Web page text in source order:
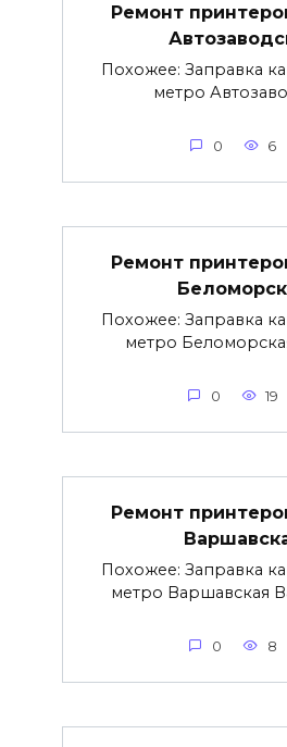
Ремонт
Похожее: Заправка
метро
0 6
Ремонт
Похожее: Заправка
метро
0 19
Ремонт
Похожее: Заправка
метро Варшавская
0 8